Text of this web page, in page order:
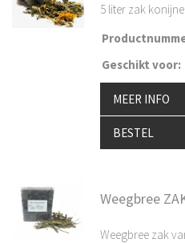
5 liter zak
Geschikt voor:
MEER INFO
BESTEL
Weegbree
Weegbree zak